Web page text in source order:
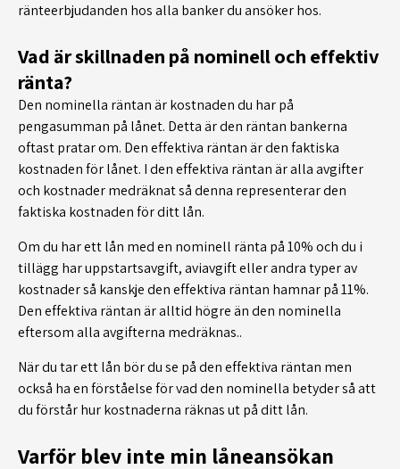
ränteerbjudanden hos alla banker du ansöker hos.
Vad är skillnaden på nominell och effektiv
ränta?
Den nominella räntan är kostnaden du har på
pengasumman på lånet. Detta är den räntan bankerna
oftast pratar om. Den effektiva räntan är den faktiska
kostnaden för lånet. I den effektiva räntan är alla avgifter
och kostnader medräknat så denna representerar den
faktiska kostnaden för ditt lån.
Om du har ett lån med en nominell ränta på 10% och du i
tillägg har uppstartsavgift, aviavgift eller andra typer av
kostnader så kanskje den effektiva räntan hamnar på 11%.
Den effektiva räntan är alltid högre än den nominella
eftersom alla avgifterna medräknas..
När du tar ett lån bör du se på den effektiva räntan men
också ha en förståelse för vad den nominella betyder så att
du förstår hur kostnaderna räknas ut på ditt lån.
Varför blev inte min låneansökan